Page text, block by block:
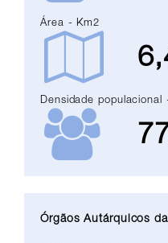
Área - Km2
Densidade populacional
Órgãos Autárquicos